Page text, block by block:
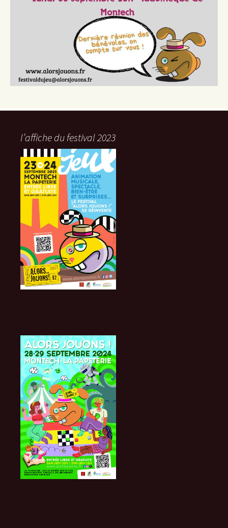
l’affiche du festival 2023